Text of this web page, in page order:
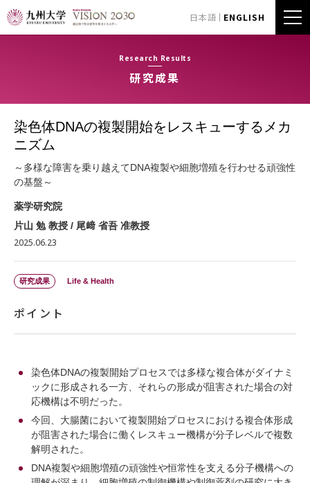
日本語 ENGLISH
Research Results
研究成果
染色体DNAの複製開始をレスキューするメカ
ニズム
～多様な障害を乗り越えてDNA複製や細胞増殖を行わせる頑強性
の基盤～
薬学研究院
片山 勉 教授 / 尾﨑 省吾 准教授
2025.06.23
研究成果 Life & Health
ポイント
染色体DNAの複製開始プロセスでは多様な複合体がダイナミ
ックに形成される一方、それらの形成が阻害された場合の対
応機構は不明だった。
今回、大腸菌において複製開始プロセスにおける複合体形成
が阻害された場合に働くレスキュー機構が分子レベルで複数
解明された。
DNA複製や細胞増殖の頑強性や恒常性を支える分子機構への